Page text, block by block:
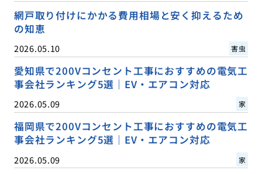
網戸取り付けにかかる費用相場と安く抑えるため
の知恵
2026.05.10 害虫
愛知県で200Vコンセント工事におすすめの電気工
事会社ランキング5選｜EV・エアコン対応
2026.05.09 家
福岡県で200Vコンセント工事におすすめの電気工
事会社ランキング5選｜EV・エアコン対応
2026.05.09 家